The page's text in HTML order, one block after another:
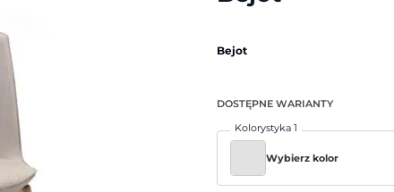
Bejot
DOSTĘPNE WARIANTY
Kolorystyka 1
Wybierz kolor